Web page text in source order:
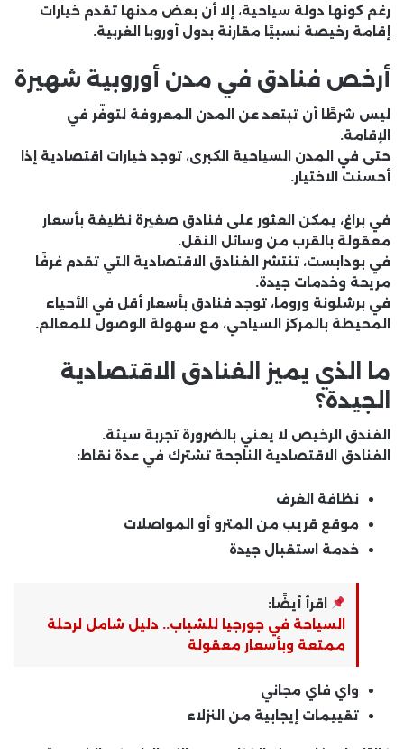
رغم كونها دولة سياحية، إلا أن بعض مدنها تقدم خيارات
إقامة رخيصة نسبيًا مقارنة بدول أوروبا الغربية.
أرخص فنادق في مدن أوروبية شهيرة
ليس شرطًا أن تبتعد عن المدن المعروفة لتوفّر في
الإقامة.
حتى في المدن السياحية الكبرى، توجد خيارات اقتصادية إذا
أحسنت الاختيار.
في براغ، يمكن العثور على فنادق صغيرة نظيفة بأسعار
معقولة بالقرب من وسائل النقل.
في بودابست، تنتشر الفنادق الاقتصادية التي تقدم غرفًا
مريحة وخدمات جيدة.
في برشلونة وروما، توجد فنادق بأسعار أقل في الأحياء
المحيطة بالمركز السياحي، مع سهولة الوصول للمعالم.
ما الذي يميز الفنادق الاقتصادية
الجيدة؟
الفندق الرخيص لا يعني بالضرورة تجربة سيئة.
الفنادق الاقتصادية الناجحة تشترك في عدة نقاط:
نظافة الغرف
موقع قريب من المترو أو المواصلات
خدمة استقبال جيدة
اقرأ أيضًا:
السياحة في جورجيا للشباب.. دليل شامل لرحلة
ممتعة وبأسعار معقولة
واي فاي مجاني
تقييمات إيجابية من النزلاء